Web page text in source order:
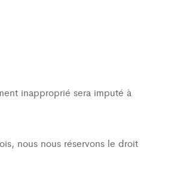
inapproprié sera imputé à
nous nous réservons le droit